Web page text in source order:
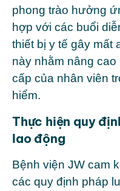
phong trào hưởng
hợp với các buổi
thiết bị y tế gây mất
này nhằm nâng
cấp của nhân viên
hiểm.
Thực hiện quy
lao động
Bệnh viện JW cam
các quy định pháp